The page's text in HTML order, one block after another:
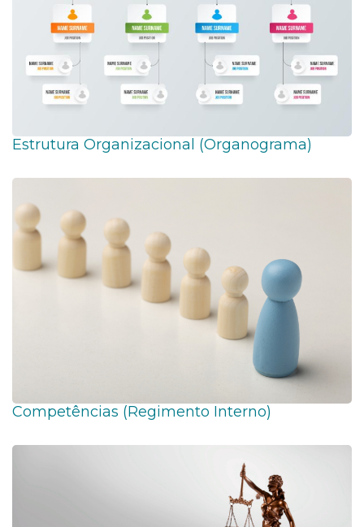
Estrutura Organizacional (Organograma)
Competências (Regimento Interno)